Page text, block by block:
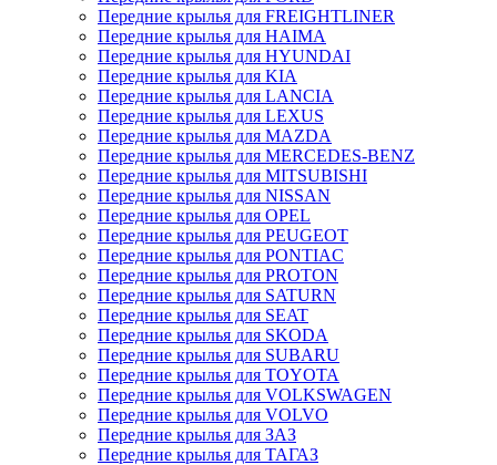
Передние крылья для FREIGHTLINER
Передние крылья для HAIMA
Передние крылья для HYUNDAI
Передние крылья для KIA
Передние крылья для LANCIA
Передние крылья для LEXUS
Передние крылья для MAZDA
Передние крылья для MERCEDES-BENZ
Передние крылья для MITSUBISHI
Передние крылья для NISSAN
Передние крылья для OPEL
Передние крылья для PEUGEOT
Передние крылья для PONTIAC
Передние крылья для PROTON
Передние крылья для SATURN
Передние крылья для SEAT
Передние крылья для SKODA
Передние крылья для SUBARU
Передние крылья для TOYOTA
Передние крылья для VOLKSWAGEN
Передние крылья для VOLVO
Передние крылья для ЗАЗ
Передние крылья для ТАГАЗ